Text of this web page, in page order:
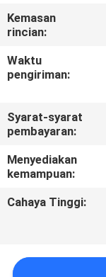
HUBUNGI
KAMI
BERITA
SITEMAP
KEBIJAKAN
PRIVASI
Kemasan
rincian:
Waktu
pengiriman:
Syarat-syarat
pembayaran:
Menyediakan
kemampuan:
Cahaya Tinggi: